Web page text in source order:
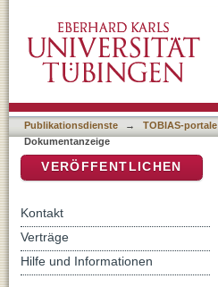
Publikationsdienste → TOBIAS-portale
Dokumentanzeige
VERÖFFENTLICHEN
Kontakt
Verträge
Hilfe und Informationen